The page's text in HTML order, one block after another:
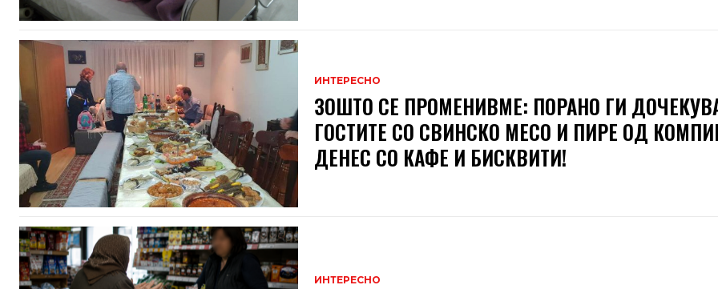
ИНТЕРЕСНО
ЗОШТО СЕ ПРОМЕНИВМЕ: ПОРАНО ГИ
ГОСТИТЕ СО СВИНСКО МЕСО И ПИРЕ ОД
ДЕНЕС СО КАФЕ И БИСКВИТИ!
ИНТЕРЕСНО